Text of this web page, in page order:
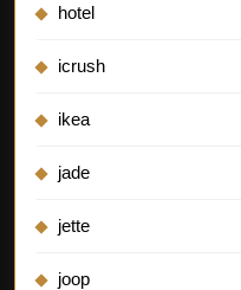
hotel
icrush
ikea
jade
jette
joop